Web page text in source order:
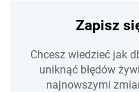
Zapisz
Chcesz wiedzieć jak
uniknąć błędów
najnowszymi